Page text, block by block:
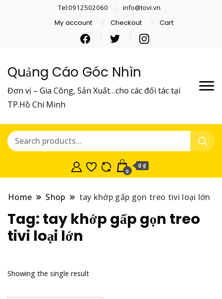
Tel:0912502060 info@tovi.vn
My account Checkout Cart
Quảng Cáo Góc Nhìn
Đơn vị – Gia Công, Sản Xuất…cho các đối tác tại
TP.Hồ Chí Minh
0
0 ₫
Home Shop tay khớp gấp gọn treo tivi loại lớn
Tag: tay khớp gấp gọn treo
tivi loại lớn
Showing the single result